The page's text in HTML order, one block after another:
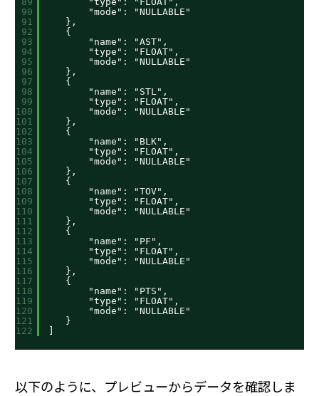
90
91
92
93
94
95
96
97
98
99
100
101
102
103
104
105
106
107
108
109
110
111
112
113
114
115
116
117
118
119
120
121
122
"mode": "NULLABLE"
},
{
"name": "AST",
"type": "FLOAT",
"mode": "NULLABLE"
},
{
"name": "STL",
"type": "FLOAT",
"mode": "NULLABLE"
},
{
"name": "BLK",
"type": "FLOAT",
"mode": "NULLABLE"
},
{
"name": "TOV",
"type": "FLOAT",
"mode": "NULLABLE"
},
{
"name": "PF",
"type": "FLOAT",
"mode": "NULLABLE"
},
{
"name": "PTS",
"type": "FLOAT",
"mode": "NULLABLE"
}
以下のように、プレビューからデータを確認しま